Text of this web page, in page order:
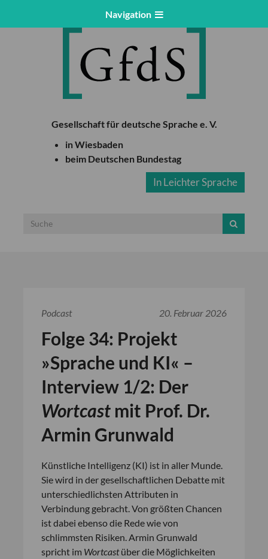
Navigation
Gesellschaft für deutsche Sprache e. V.
in Wiesbaden
beim Deutschen Bundestag
In Leichter Sprache
Podcast 20. Februar 2026
Folge 34: Projekt
»Sprache und KI« –
Interview 1/2: Der
Wortcast mit Prof. Dr.
Armin Grunwald
Künstliche Intelligenz (KI) ist in aller Munde.
Sie wird in der gesellschaftlichen Debatte mit
unterschiedlichsten Attributen in
Verbindung gebracht. Von größten Chancen
ist dabei ebenso die Rede wie von
schlimmsten Risiken. Armin Grunwald
spricht im Wortcastüber die Möglichkeiten